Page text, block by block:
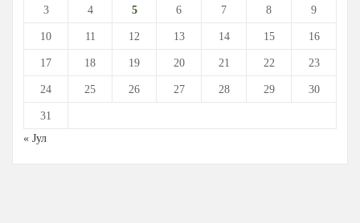
3 4 5 6 7 8 9
10 11 12 13 14 15 16
17 18 19 20 21 22 23
24 25 26 27 28 29 30
31
« Јул